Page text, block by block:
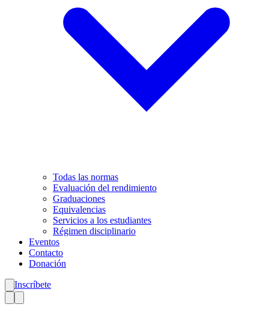
Todas las normas
Evaluación del rendimiento
Graduaciones
Equivalencias
Servicios a los estudiantes
Régimen disciplinario
Eventos
Contacto
Donación
Inscríbete